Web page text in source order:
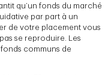
qu’un fonds du marché
par part à un
de votre placement vous
se reproduire. Les
communs de